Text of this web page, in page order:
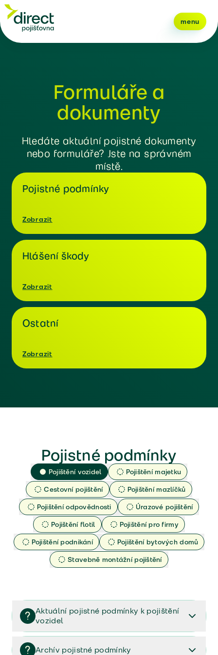
menu
Formuláře a
dokumenty
Hledáte aktuální pojistné dokumenty
nebo formuláře? Jste na správném
místě.
Pojistné podmínky
Zobrazit
Hlášení škody
Zobrazit
Ostatní
Zobrazit
Pojistné podmínky
Pojištění vozidel
Pojištění majetku
Cestovní pojištění
Pojištění mazlíčků
Pojištění odpovědnosti
Úrazové pojištění
Pojištění flotil
Pojištění pro firmy
Pojištění podnikání
Pojištění bytových domů
Stavebně montážní pojištění
Aktuální pojistné podmínky k pojištění
vozidel
Pojištění vozidel/Pojistné podmínky a vše důležité ke
smlouvě (PDF)
Archív pojistné podmínky